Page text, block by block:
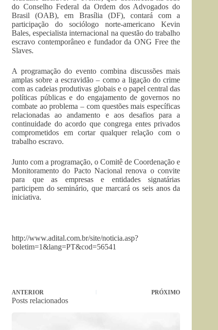
do Conselho Federal da Ordem dos Advogados do
Brasil (OAB), em Brasília (DF), contará com a
participação do sociólogo norte-americano Kevin
Bales, especialista internacional na questão do trabalho
escravo contemporâneo e fundador da ONG Free the
Slaves.
A programação do evento combina discussões mais
amplas sobre a escravidão – como a ligação do crime
com as cadeias produtivas globais e o papel central das
políticas públicas e do engajamento de governos no
combate ao problema – com questões mais específicas
relacionadas ao andamento e aos desafios para a
continuidade do acordo que congrega entes privados
comprometidos em cortar qualquer relação com o
trabalho escravo.
Junto com a programação, o Comitê de Coordenação e
Monitoramento do Pacto Nacional renova o convite
para que as empresas e entidades signatárias
participem do seminário, que marcará os seis anos da
iniciativa.
http://www.adital.com.br/site/noticia.asp?
boletim=1&lang=PT&cod=56541
ANTERIOR PRÓXIMO
Posts relacionados